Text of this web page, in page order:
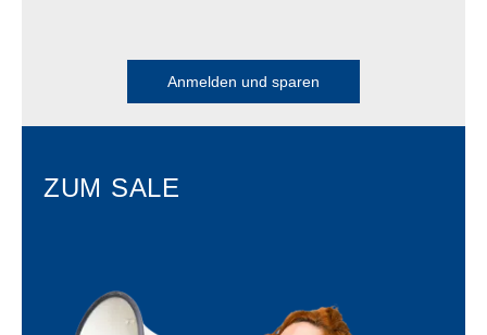
Anmelden und sparen
ZUM SALE